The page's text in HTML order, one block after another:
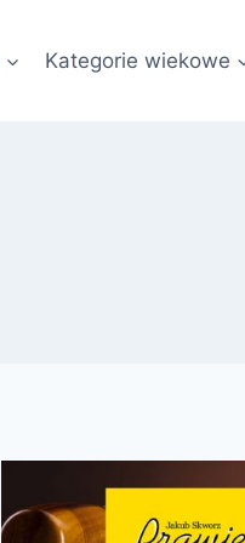
Kategorie wiekowe